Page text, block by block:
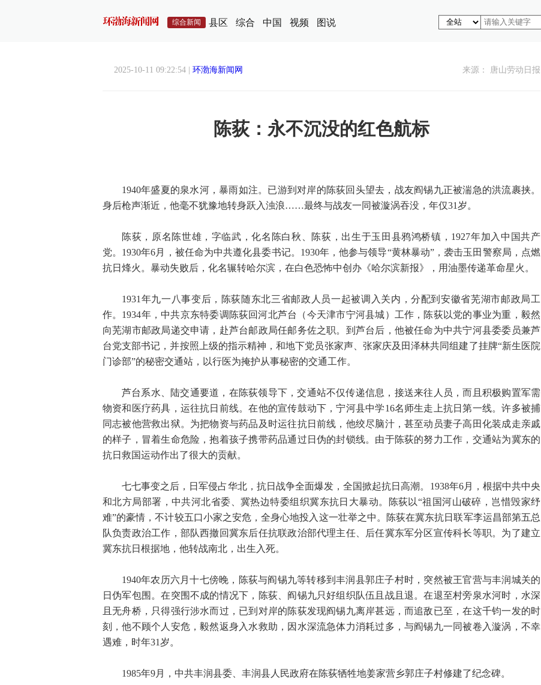
综合新闻 县区 综合 中国 视频 图说
2025-10-11 09:22:54 | 环渤海新闻网 来源： 唐山劳动日报
陈荻：永不沉没的红色航标
1940年盛夏的泉水河，暴雨如注。已游到对岸的陈荻回头望去，战友阎锡九正被湍急的洪流裹挟。
身后枪声渐近，他毫不犹豫地转身跃入浊浪……最终与战友一同被漩涡吞没，年仅31岁。
陈荻，原名陈世雄，字临武，化名陈白秋、陈荻，出生于玉田县鸦鸿桥镇，1927年加入中国共产
党。1930年6月，被任命为中共遵化县委书记。1930年，他参与领导“黄林暴动”，袭击玉田警察局，点燃
抗日烽火。暴动失败后，化名辗转哈尔滨，在白色恐怖中创办《哈尔滨新报》，用油墨传递革命星火。
1931年九一八事变后，陈荻随东北三省邮政人员一起被调入关内，分配到安徽省芜湖市邮政局工
作。1934年，中共京东特委调陈荻回河北芦台（今天津市宁河县城）工作，陈荻以党的事业为重，毅然
向芜湖市邮政局递交申请，赴芦台邮政局任邮务佐之职。到芦台后，他被任命为中共宁河县委委员兼芦
台党支部书记，并按照上级的指示精神，和地下党员张家声、张家庆及田泽林共同组建了挂牌“新生医院
门诊部”的秘密交通站，以行医为掩护从事秘密的交通工作。
芦台系水、陆交通要道，在陈荻领导下，交通站不仅传递信息，接送来往人员，而且积极购置军需
物资和医疗药具，运往抗日前线。在他的宣传鼓动下，宁河县中学16名师生走上抗日第一线。许多被捕
同志被他营救出狱。为把物资与药品及时运往抗日前线，他绞尽脑汁，甚至动员妻子高田化装成走亲戚
的样子，冒着生命危险，抱着孩子携带药品通过日伪的封锁线。由于陈荻的努力工作，交通站为冀东的
抗日救国运动作出了很大的贡献。
七七事变之后，日军侵占华北，抗日战争全面爆发，全国掀起抗日高潮。1938年6月，根据中共中央
和北方局部署，中共河北省委、冀热边特委组织冀东抗日大暴动。陈荻以“祖国河山破碎，岂惜毁家纾
难”的豪情，不计较五口小家之安危，全身心地投入这一壮举之中。陈荻在冀东抗日联军李运昌部第五总
队负责政治工作，部队西撤回冀东后任抗联政治部代理主任、后任冀东军分区宣传科长等职。为了建立
冀东抗日根据地，他转战南北，出生入死。
1940年农历六月十七傍晚，陈荻与阎锡九等转移到丰润县郭庄子村时，突然被王官营与丰润城关的
日伪军包围。在突围不成的情况下，陈荻、阎锡九只好组织队伍且战且退。在退至村旁泉水河时，水深
且无舟桥，只得强行涉水而过，已到对岸的陈荻发现阎锡九离岸甚远，而追敌已至，在这千钧一发的时
刻，他不顾个人安危，毅然返身入水救助，因水深流急体力消耗过多，与阎锡九一同被卷入漩涡，不幸
遇难，时年31岁。
1985年9月，中共丰润县委、丰润县人民政府在陈荻牺牲地姜家营乡郭庄子村修建了纪念碑。